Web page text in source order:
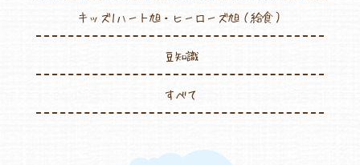
キッズ1ハート旭・ヒーローズ旭（給食）
豆知識
すべて